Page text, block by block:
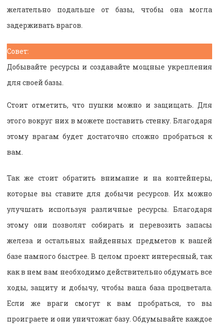
желательно подальше от базы, чтобы она могла
задерживать врагов.
Совет:
Добывайте ресурсы и создавайте мощные укрепления
для своей базы.
Стоит отметить, что пушки можно и защищать. Для
этого вокруг них в можете поставить стенку. Благодаря
этому врагам будет достаточно сложно пробраться к
вам.
Так же стоит обратить внимание и на контейнеры,
которые вы ставите для добычи ресурсов. Их можно
улучшать используя различные ресурсы. Благодаря
этому они позволят собирать и перевозить запасы
железа и остальных найденных предметов к вашей
базе намного быстрее. В целом проект интересный, так
как в нем вам необходимо действительно обдумать все
ходы, защиту и добычу, чтобы ваша база процветала.
Если же враги смогут к вам пробраться, то вы
проиграете и они уничтожат базу. Обдумывайте каждое